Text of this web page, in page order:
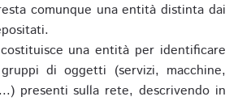
comunque una entità distinta dai
una entità per identificare
di oggetti (servizi, macchine,
presenti sulla rete, descrivendo in